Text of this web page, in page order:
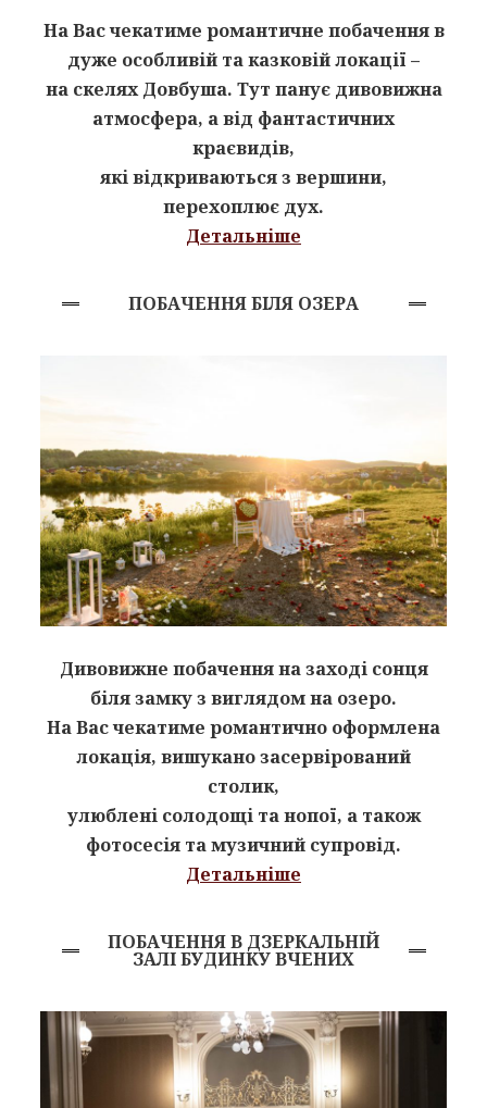
На Вас чекатиме романтичне побачення в
дуже особливій та казковій локації –
на скелях Довбуша. Тут панує дивовижна
атмосфера, а від фантастичних
краєвидів,
які відкриваються з вершини,
перехоплює дух.
Детальніше
ПОБАЧЕННЯ БІЛЯ ОЗЕРА
Дивовижне побачення на заході сонця
біля замку з виглядом на озеро.
На Вас чекатиме романтично оформлена
локація, вишукано засервірований
столик,
улюблені солодощі та нопої, а також
фотосесія та музичний супровід.
Детальніше
ПОБАЧЕННЯ В ДЗЕРКАЛЬНІЙ
ЗАЛІ БУДИНКУ ВЧЕНИХ